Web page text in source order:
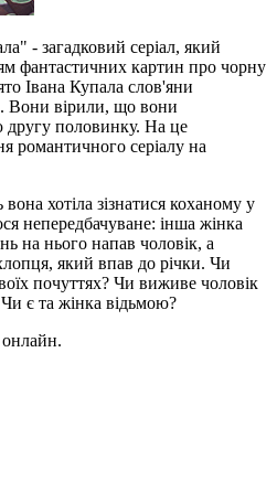
- загадковий серіал, який
фантастичних картин про чорну
Івана Купала слов'яни
Вони вірили, що вони
другу половинку. На це
романтичного серіалу на
хотіла зізнатися коханому у
непередбачуване: інша жінка
на нього напав чоловік, а
який впав до річки. Чи
почуттях? Чи виживе чоловік
Чи є та жінка відьмою?